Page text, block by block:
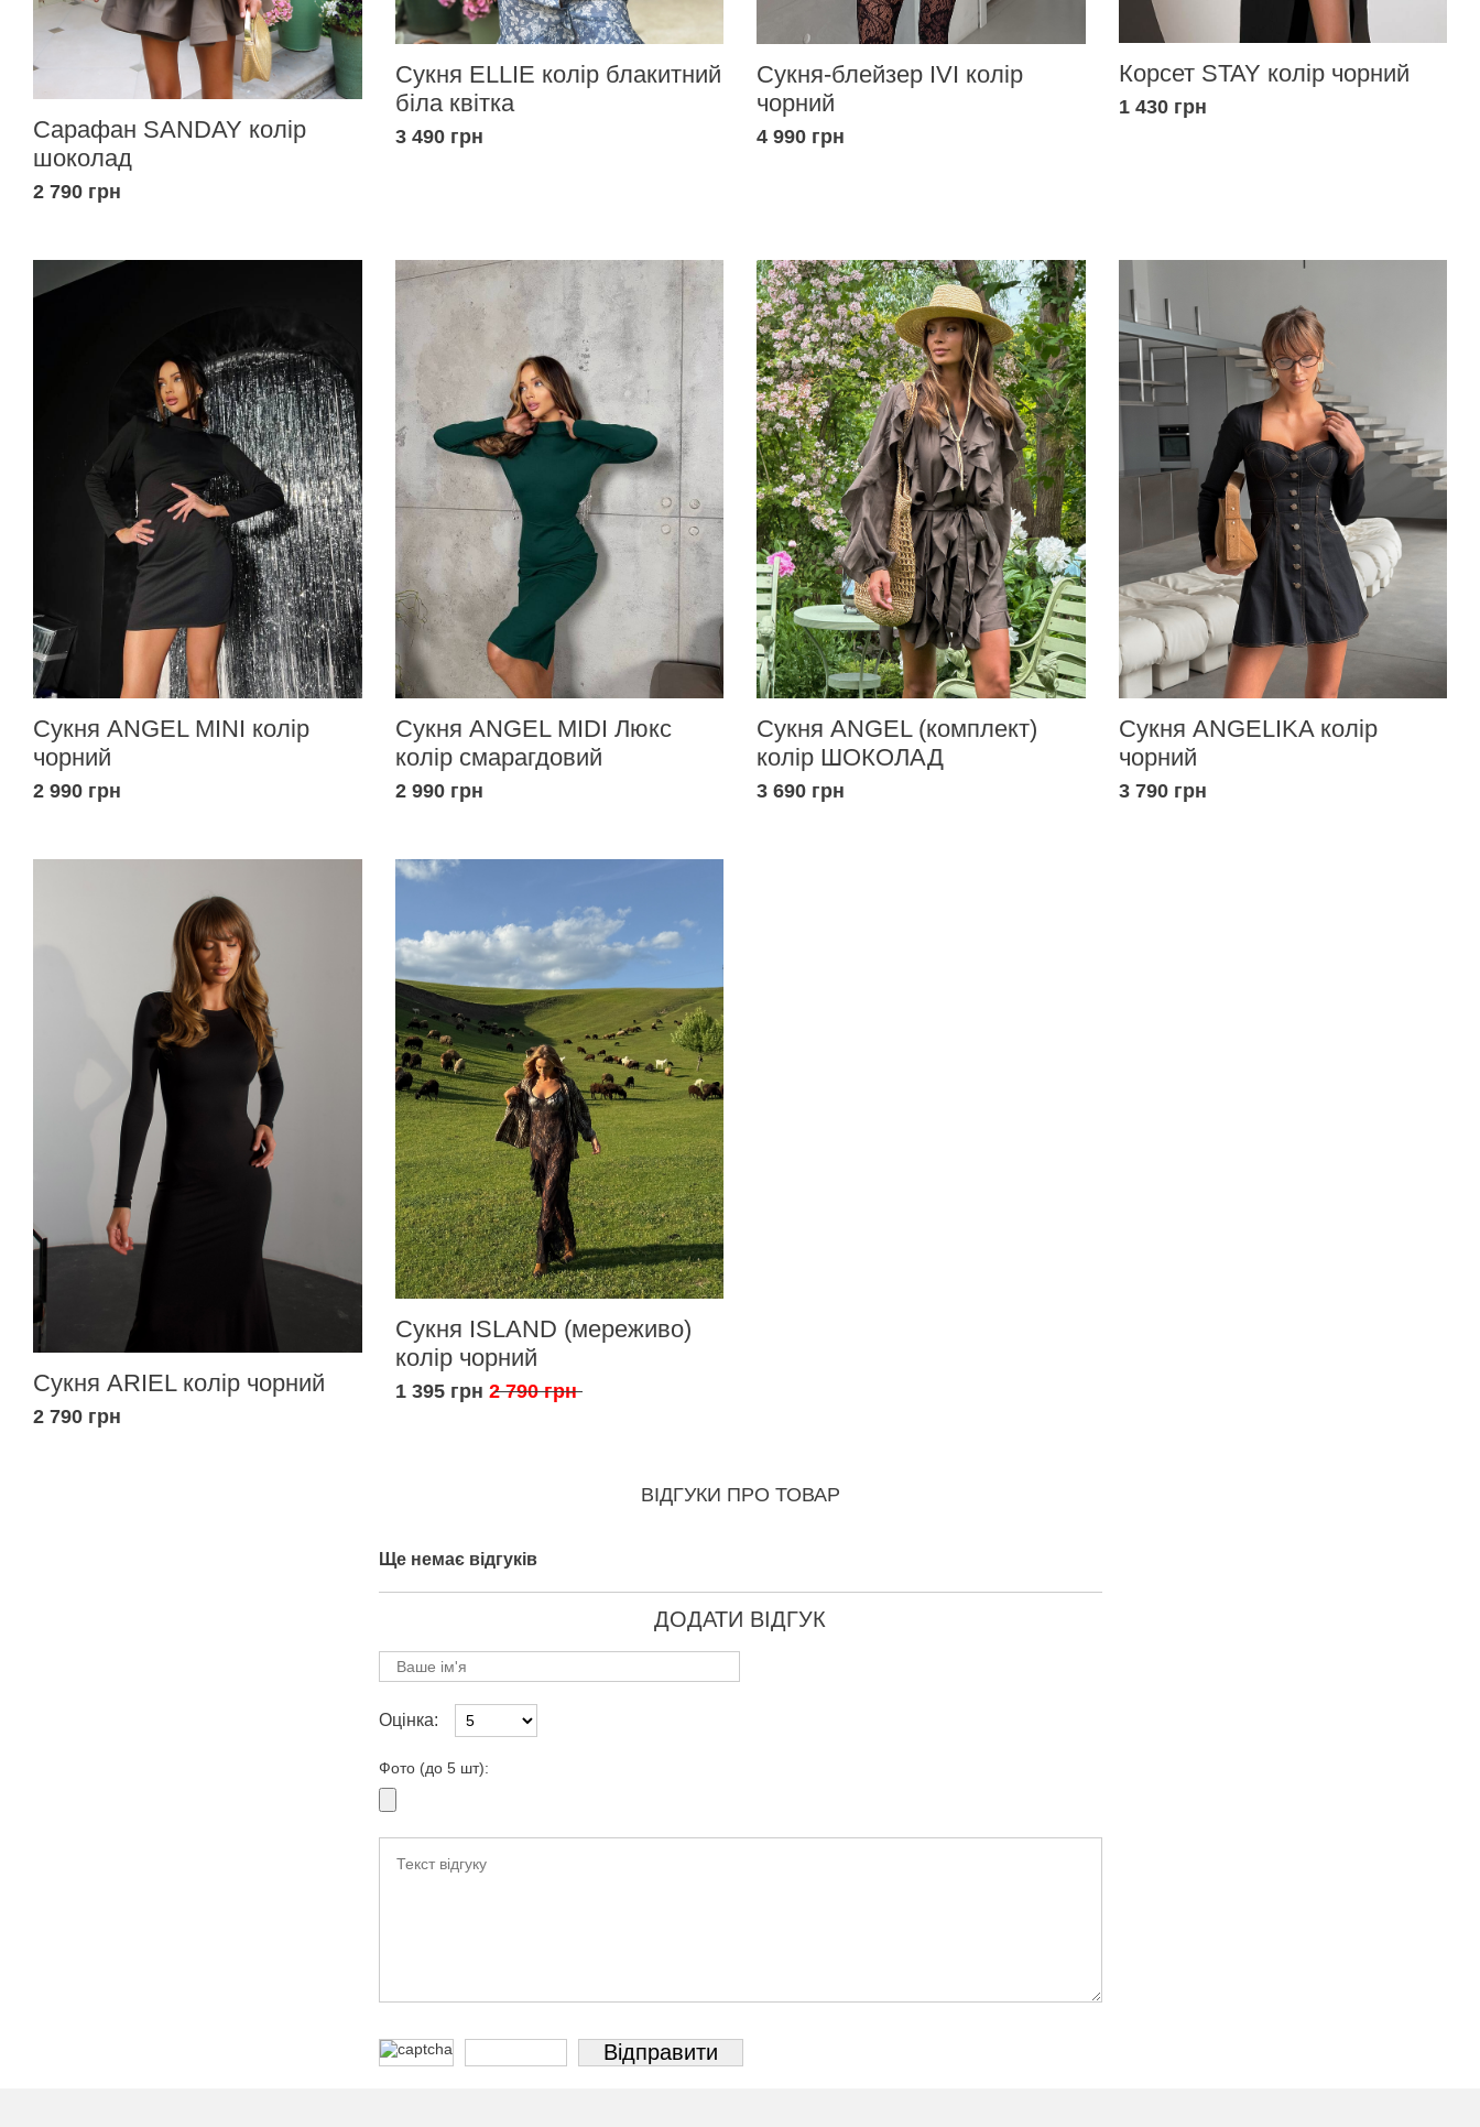
Сарафан SANDAY колір
шоколад
2 790 грн
Сукня ELLIE колір блакитний
біла квітка
3 490 грн
Сукня-блейзер IVI колір
чорний
4 990 грн
Корсет STAY колір чорний
1 430 грн
Сукня ANGEL MINI колір
чорний
2 990 грн
Сукня ANGEL MIDI Люкс
колір смарагдовий
2 990 грн
Сукня ANGEL (комплект)
колір ШОКОЛАД
3 690 грн
Сукня ANGELIKA колір
чорний
3 790 грн
Сукня ARIEL колір чорний
2 790 грн
Сукня ISLAND (мереживо)
колір чорний
1 395 грн 2 790 грн
ВІДГУКИ ПРО ТОВАР
Ще немає відгуків
ДОДАТИ ВІДГУК
Оцінка:
Фото (до 5 шт):